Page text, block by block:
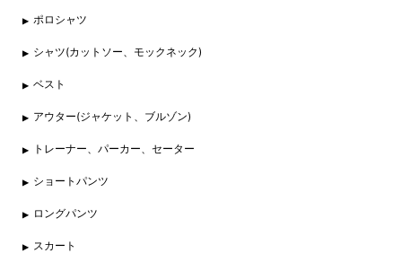
ポロシャツ
シャツ(カットソー、モックネック)
ベスト
アウター(ジャケット、ブルゾン)
トレーナー、パーカー、セーター
ショートパンツ
ロングパンツ
スカート